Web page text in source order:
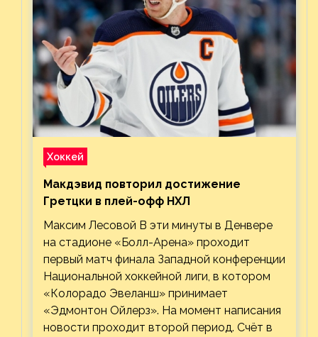
Хоккей
Макдэвид повторил достижение
Гретцки в плей-офф НХЛ
Максим Лесовой В эти минуты в Денвере
на стадионе «Болл-Арена» проходит
первый матч финала Западной конференции
Национальной хоккейной лиги, в котором
«Колорадо Эвеланш» принимает
«Эдмонтон Ойлерз». На момент написания
новости проходит второй период. Счёт в